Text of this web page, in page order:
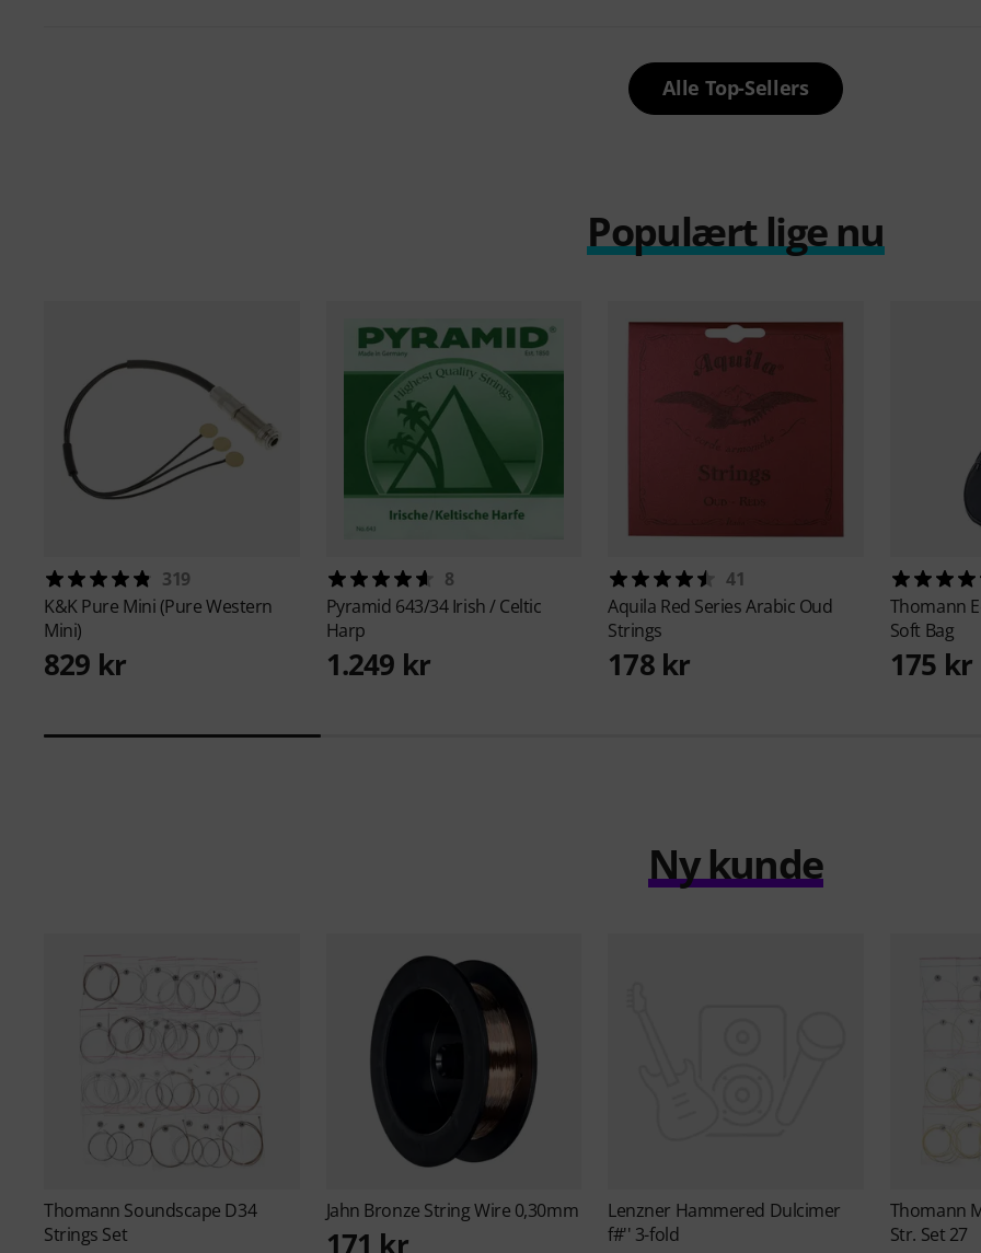
Alle Top-Sellers
Populært lige nu
319
K&KPure Mini (Pure Western
Mini)
829 kr
8
Pyramid 643/34 Irish / Celtic
Harp
1.249 kr
41
Aquila Red Series Arabic Oud
Strings
178 kr
Thomann
Soft Bag
175 kr
Ny kunde
Thomann Soundscape D34
Strings Set
Jahn Bronze String Wire 0,30mm
171 kr
Lenzner Hammered Dulcimer
f#'' 3-fold
Thomann
Str. Set 27